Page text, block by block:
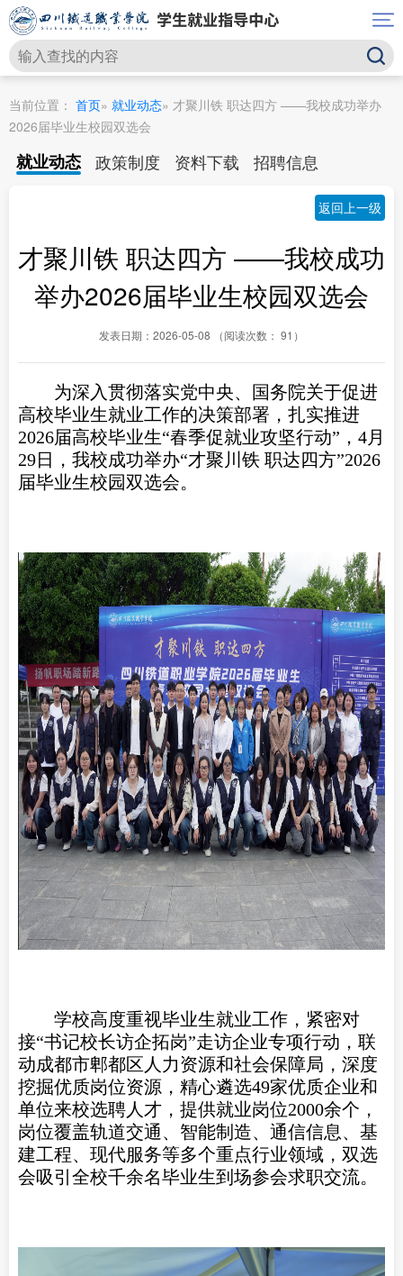
当前位置： 首页» 就业动态» 才聚川铁 职达四方 ——我校成功举办
2026届毕业生校园双选会
就业动态 政策制度 资料下载 招聘信息
返回上一级
才聚川铁 职达四方 ——我校成功
举办2026届毕业生校园双选会
发表日期：2026-05-08 （阅读次数： 91）
为深入贯彻落实党中央、国务院关于促进
高校毕业生就业工作的决策部署，扎实推进
2026届高校毕业生“春季促就业攻坚行动”，4月
29日，我校成功举办“才聚川铁 职达四方”2026
届毕业生校园双选会。
学校高度重视毕业生就业工作，紧密对
接“书记校长访企拓岗”走访企业专项行动，联
动成都市郫都区人力资源和社会保障局，深度
挖掘优质岗位资源，精心遴选49家优质企业和
单位来校选聘人才，提供就业岗位2000余个，
岗位覆盖轨道交通、智能制造、通信信息、基
建工程、现代服务等多个重点行业领域，双选
会吸引全校千余名毕业生到场参会求职交流。